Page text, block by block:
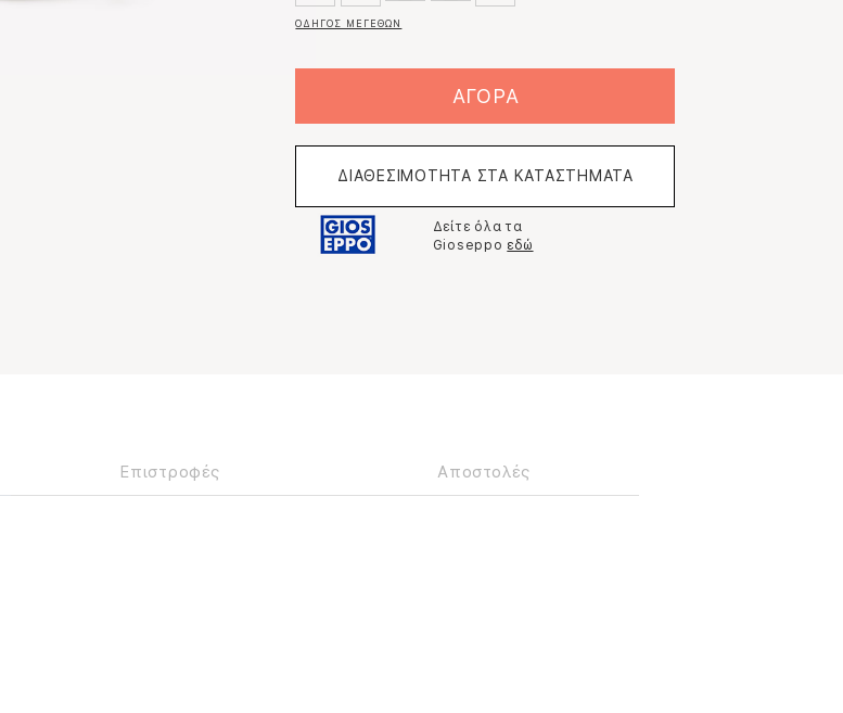
ΟΔΗΓΟΣ ΜΕΓΕΘΩΝ
ΑΓΟΡΑ
ΔΙΑΘΕΣΙΜΟΤΗΤΑ ΣΤΑ ΚΑΤΑΣΤΗΜΑΤΑ
Δείτε όλα τα
Gioseppo εδώ
Επιστροφές Αποστολές